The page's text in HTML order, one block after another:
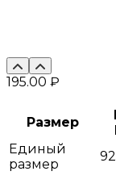
195.00 ₽
Размер
Единый
размер